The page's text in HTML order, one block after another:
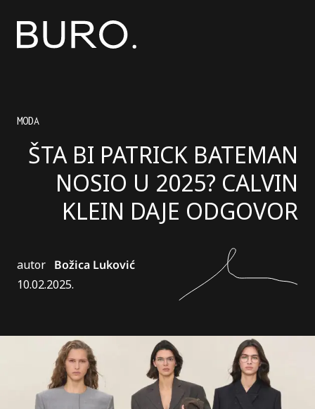
MODA
ŠTA BI PATRICK BATEMAN
NOSIO U 2025? CALVIN
KLEIN DAJE ODGOVOR
autor Božica Luković
10.02.2025.